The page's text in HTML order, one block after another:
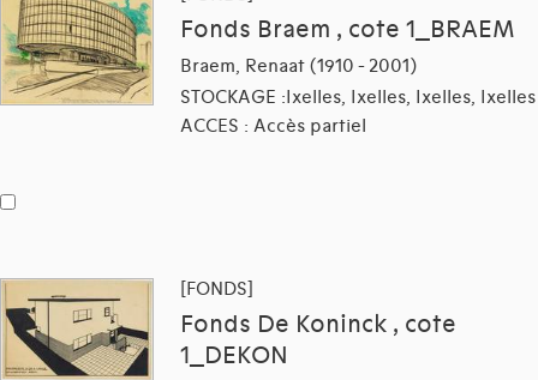
Fonds Braem , cote 1_BRAEM
Braem, Renaat (1910 - 2001)
STOCKAGE :Ixelles, Ixelles, Ixelles, Ixelles
ACCES : Accès partiel
[FONDS]
Fonds De Koninck , cote
1_DEKON